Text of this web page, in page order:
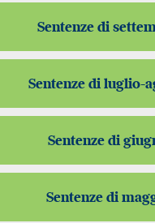
Sentenze di
Sentenze di luglio-
Sentenze di
Sentenze di